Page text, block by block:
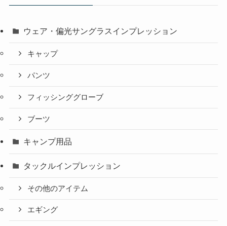
ウェア・偏光サングラスインプレッション
キャップ
パンツ
フィッシンググローブ
ブーツ
キャンプ用品
タックルインプレッション
その他のアイテム
エギング